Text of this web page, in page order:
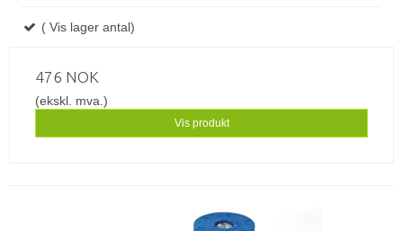
( Vis lager antal)
476 NOK
(ekskl. mva.)
Vis produkt